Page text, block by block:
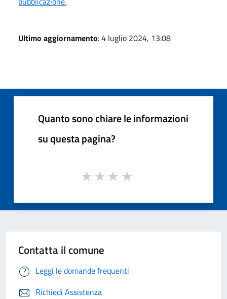
Ultimo aggiornamento: 4 luglio 2024, 13:08
Quanto sono chiare le informazioni
su questa pagina?
Contatta il comune
Leggi le domande frequenti
Richiedi Assistenza